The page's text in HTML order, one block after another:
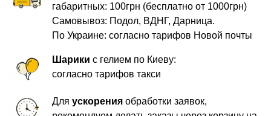
габаритных: 100грн (бесплатно от 1000грн)
Самовывоз: Подол, ВДНГ, Дарница.
По Украине: согласно тарифов Новой почты
Шарики с гелием по Киеву:
согласно тарифов такси
Дляускорения обработки заявок,